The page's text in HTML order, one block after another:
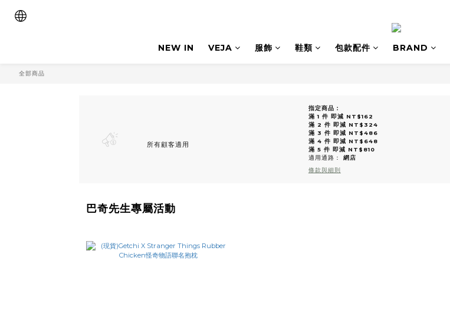
NEW IN VEJA 服飾 鞋類 包款配件 BRAND
全部商品
所有顧客適用
指定商品：
滿 1 件 即減 NT$162
滿 2 件 即減 NT$324
滿 3 件 即減 NT$486
滿 4 件 即減 NT$648
滿 5 件 即減 NT$810
適用通路： 網店
條款與細則
巴奇先生專屬活動